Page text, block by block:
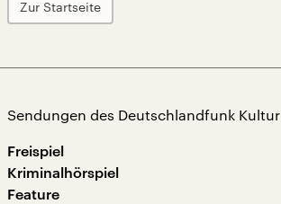
Zur Startseite
Sendungen des Deutschlandfunk Kultur
Freispiel
Kriminalhörspiel
Feature